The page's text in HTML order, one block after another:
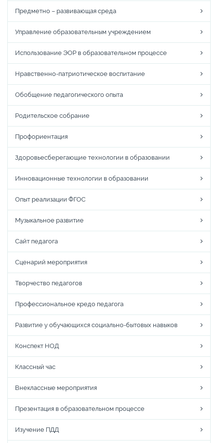
Предметно – развивающая среда
Управление образовательным учреждением
Использование ЭОР в образовательном процессе
Нравственно-патриотическое воспитание
Обобщение педагогического опыта
Родительское собрание
Профориентация
Здоровьесберегающие технологии в образовании
Инновационные технологии в образовании
Опыт реализации ФГОС
Музыкальное развитие
Сайт педагога
Сценарий мероприятия
Творчество педагогов
Профессиональное кредо педагога
Развитие у обучающихся социально-бытовых навыков
Конспект НОД
Классный час
Внеклассные мероприятия
Презентация в образовательном процессе
Изучение ПДД